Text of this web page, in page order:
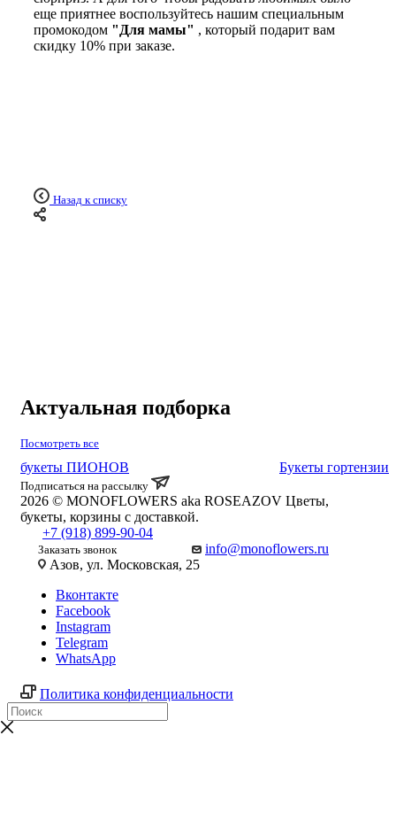
еще приятнее воспользуйтесь нашим специальным
промокодом "Для мамы" , который подарит вам
скидку 10% при заказе.
Назад к списку
Актуальная подборка
Посмотреть все
букеты ПИОНОВ Букеты гортензии
Подписаться на рассылку
2026 © MONOFLOWERS aka ROSEAZOV Цветы,
букеты, корзины с доставкой.
+7 (918) 899-90-04
Заказать звонок
info@monoflowers.ru
Азов, ул. Московская, 25
Вконтакте
Facebook
Instagram
Telegram
WhatsApp
Политика конфиденциальности